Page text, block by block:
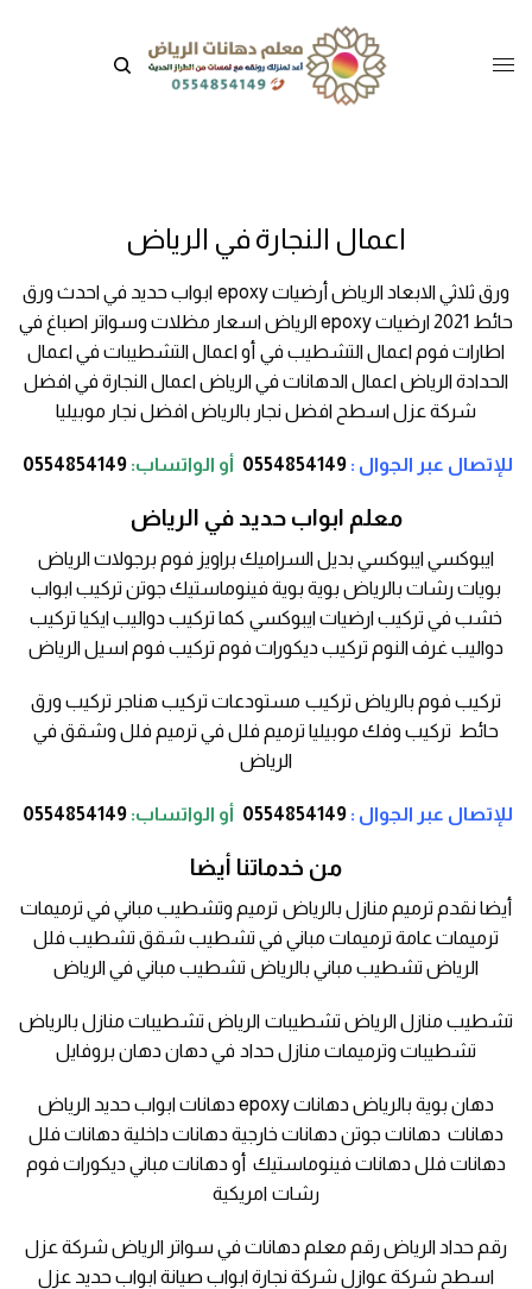
اعمال النجارة في الرياض
ورق ثلاثي الابعاد الرياض أرضيات epoxy ابواب حديد في احدث ورق
حائط 2021 ارضيات epoxy الرياض اسعار مظلات وسواتر اصباغ في
اطارات فوم اعمال التشطيب في أو اعمال التشطيبات في اعمال
الحدادة الرياض اعمال الدهانات في الرياض اعمال النجارة في افضل
شركة عزل اسطح افضل نجار بالرياض افضل نجار موبيليا
للإتصال عبر الجوال :0554854149 أو الواتساب: 0554854149
معلم ابواب حديد في الرياض
ايبوكسي ايبوكسي بديل السراميك براويز فوم برجولات الرياض
بويات رشات بالرياض بوية بوية فينوماستيك جوتن تركيب ابواب
خشب في تركيب ارضيات ايبوكسي كما تركيب دواليب ايكيا تركيب
دواليب غرف النوم تركيب ديكورات فوم تركيب فوم اسيل الرياض
تركيب فوم بالرياض تركيب مستودعات تركيب هناجر تركيب ورق
حائط تركيب وفك موبيليا ترميم فلل في ترميم فلل وشقق في
الرياض
للإتصال عبر الجوال :0554854149 أو الواتساب: 0554854149
من خدماتنا أيضا
أيضا نقدم ترميم منازل بالرياض ترميم وتشطيب مباني في ترميمات
ترميمات عامة ترميمات مباني في تشطيب شقق تشطيب فلل
الرياض تشطيب مباني بالرياض تشطيب مباني في الرياض
تشطيب منازل الرياض تشطيبات الرياض تشطيبات منازل بالرياض
تشطيبات وترميمات منازل حداد في دهان دهان بروفايل
دهان بوية بالرياض دهانات epoxy دهانات ابواب حديد الرياض
دهانات دهانات جوتن دهانات خارجية دهانات داخلية دهانات فلل
دهانات فلل دهانات فينوماستيك أو دهانات مباني ديكورات فوم
رشات امريكية
رقم حداد الرياض رقم معلم دهانات في سواتر الرياض شركة عزل
اسطح شركة عوازل شركة نجارة ابواب صيانة ابواب حديد عزل